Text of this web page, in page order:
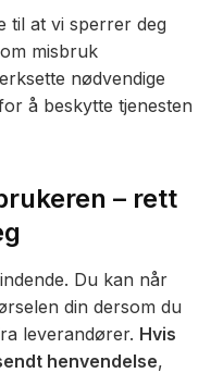
til at vi sperrer deg
misbruk
nødvendige
å beskytte tjenesten
– rett
Du kan når
din dersom du
leverandører. Hvis
henvendelse,